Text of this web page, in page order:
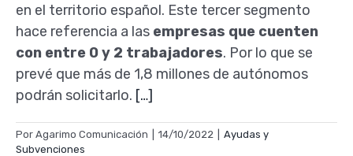
en el territorio español. Este tercer segmento
hace referencia a las empresas que cuenten
con entre 0 y 2 trabajadores. Por lo que se
prevé que más de 1,8 millones de autónomos
podrán solicitarlo. […]
Por Agarimo Comunicación 14/10/2022
Ayudas y
Subvenciones